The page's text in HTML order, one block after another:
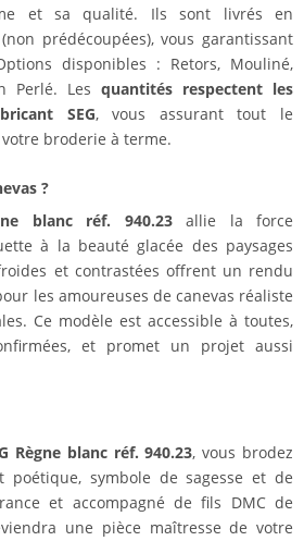
et sa qualité. Ils sont livrés en
prédécoupées), vous garantissant
disponibles : Retors, Mouliné,
Perlé. Les quantités respectent les
SEG, vous assurant tout le
broderie à terme.
?
blanc réf. 940.23allie la force
à la beauté glacée des paysages
et contrastées offrent un rendu
les amoureuses de canevas réaliste
Ce modèle est accessible à toutes,
et promet un projet aussi
Règne blanc réf. 940.23, vous brodez
symbole de sagesse et de
et accompagné de fils DMC de
une pièce maîtresse de votre